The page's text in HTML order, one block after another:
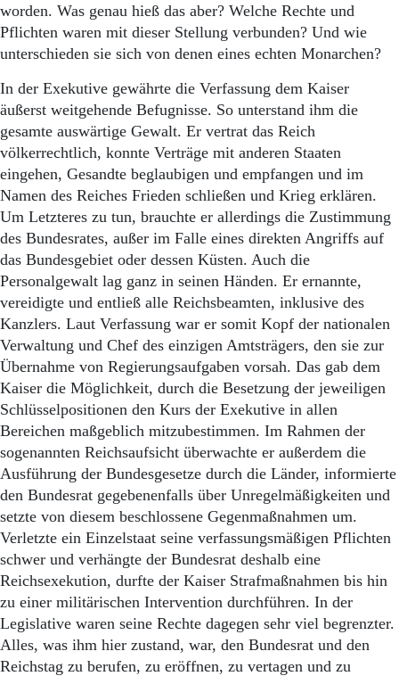
Archiv
Mediadaten
Kontakt
Impressum
Datenschutz
worden. Was genau hieß das aber? Welche Rechte und
Pflichten waren mit dieser Stellung verbunden? Und wie
unterschieden sie sich von denen eines echten Monarchen?
In der Exekutive gewährte die Verfassung dem Kaiser
äußerst weitgehende Befugnisse. So unterstand ihm die
gesamte auswärtige Gewalt. Er vertrat das Reich
völkerrechtlich, konnte Verträge mit anderen Staaten
eingehen, Gesandte beglaubigen und empfangen und im
Namen des Reiches Frieden schließen und Krieg erklären.
Um Letzteres zu tun, brauchte er allerdings die Zustimmung
des Bundesrates, außer im Falle eines direkten Angriffs auf
das Bundesgebiet oder dessen Küsten. Auch die
Personalgewalt lag ganz in seinen Händen. Er ernannte,
vereidigte und entließ alle Reichsbeamten, inklusive des
Kanzlers. Laut Verfassung war er somit Kopf der nationalen
Verwaltung und Chef des einzigen Amtsträgers, den sie zur
Übernahme von Regierungsaufgaben vorsah. Das gab dem
Kaiser die Möglichkeit, durch die Besetzung der jeweiligen
Schlüsselpositionen den Kurs der Exekutive in allen
Bereichen maßgeblich mitzubestimmen. Im Rahmen der
sogenannten Reichsaufsicht überwachte er außerdem die
Ausführung der Bundesgesetze durch die Länder, informierte
den Bundesrat gegebenenfalls über Unregelmäßigkeiten und
setzte von diesem beschlossene Gegenmaßnahmen um.
Verletzte ein Einzelstaat seine verfassungsmäßigen Pflichten
schwer und verhängte der Bundesrat deshalb eine
Reichsexekution, durfte der Kaiser Strafmaßnahmen bis hin
zu einer militärischen Intervention durchführen. In der
Legislative waren seine Rechte dagegen sehr viel begrenzter.
Alles, was ihm hier zustand, war, den Bundesrat und den
Reichstag zu berufen, zu eröffnen, zu vertagen und zu